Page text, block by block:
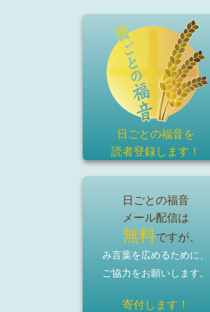
日ごとの福音を
読者登録します！
日ごとの福音
メール配信は
無料ですが、
み言葉を広めるために、
ご協力をお願いします。
寄付します！